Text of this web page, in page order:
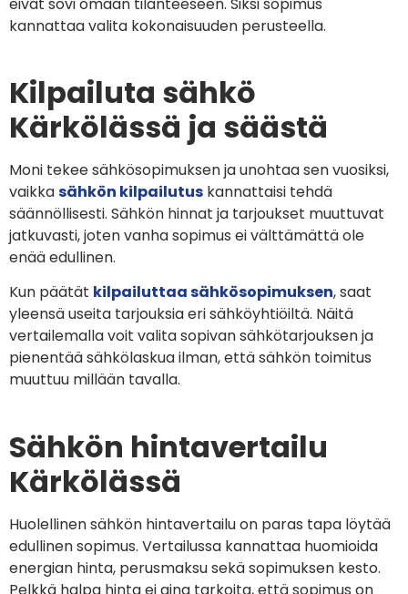
kannattaa valita kokonaisuuden perusteella.
Kilpailuta sähkö
Kärkölässä ja säästä
Moni tekee sähkösopimuksen ja unohtaa sen vuosiksi,
vaikkasähkön kilpailutus kannattaisi tehdä
säännöllisesti. Sähkön hinnat ja tarjoukset muuttuvat
jatkuvasti, joten vanha sopimus ei välttämättä ole
enää edullinen.
Kun päätät kilpailuttaa sähkösopimuksen, saat
yleensä useita tarjouksia eri sähköyhtiöiltä. Näitä
vertailemalla voit valita sopivan sähkötarjouksen ja
pienentää sähkölaskua ilman, että sähkön toimitus
muuttuu millään tavalla.
Sähkön hintavertailu
Kärkölässä
Huolellinen sähkön hintavertailu on paras tapa löytää
edullinen sopimus. Vertailussa kannattaa huomioida
energian hinta, perusmaksu sekä sopimuksen kesto.
Pelkkä halpa hinta ei aina tarkoita, että sopimus on